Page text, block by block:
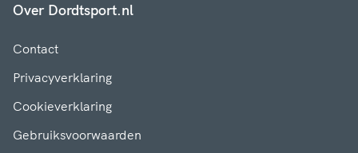
Over Dordtsport.nl
Contact
Privacyverklaring
Cookieverklaring
Gebruiksvoorwaarden